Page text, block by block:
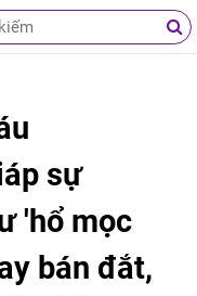
sự
'hổ mọc
bán đắt,